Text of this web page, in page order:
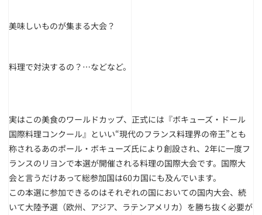
美味しいものが集まる大会？
料理で対決するの？…などなど。
実はこの美食のワールドカップ、正式には『ボキューズ・ドール
国際料理コンクール』といい“現代のフランス料理界の帝王”とも
称されるあのポール・ボキューズ氏により創設され、2年に一度フ
ランスのリヨンで本選が開催される料理の国際大会です。国際大
会と言うだけあって総参加国は60カ国にも及んでいます。
この本選に参加できるのはそれぞれの国においての国内大会、続
いて大陸予選（欧州、アジア、ラテンアメリカ）を勝ち抜く必要が